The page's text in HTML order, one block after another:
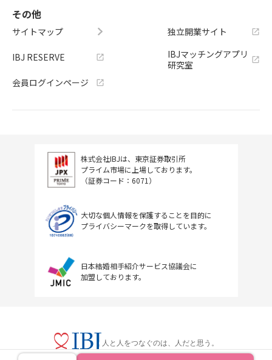
その他
サイトマップ
IBJ RESERVE
会員ログインページ
独立開業サイト
IBJマッチングアプリ
研究室
株式会社IBJは、東京証券取引所
プライム市場に上場しております。
（証券コード：6071）
大切な個人情報を保護することを目的に
プライバシーマークを取得しています。
日本結婚相手紹介サービス協議会に
加盟しております。
人と人をつなぐのは、人だと思う。